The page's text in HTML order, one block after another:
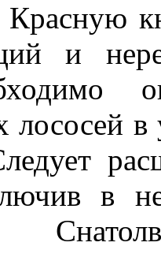
Красную
и
лососей в
в